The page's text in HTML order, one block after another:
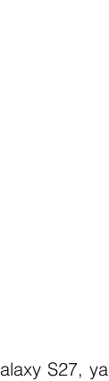
S27, ya